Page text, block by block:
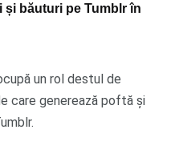
și băuturi pe Tumblr în
un rol destul de
care generează poftă și